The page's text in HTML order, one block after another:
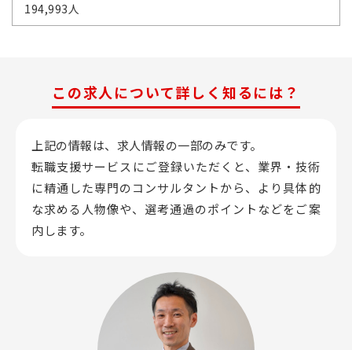
194,993人
この求人について詳しく知るには？
上記の情報は、求人情報の一部のみです。
転職支援サービスにご登録いただくと、業界・技術
に精通した専門のコンサルタントから、 より具体的
な求める人物像や、選考通過のポイントなどをご案
内します。